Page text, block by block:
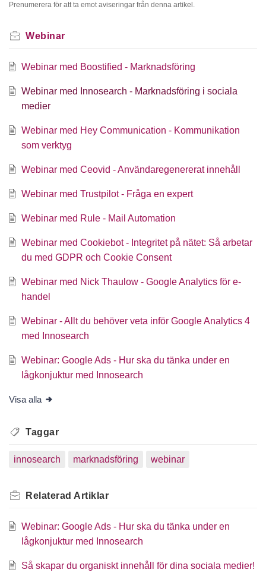
Prenumerera för att ta emot aviseringar från denna artikel.
Webinar
Webinar med Boostified - Marknadsföring
Webinar med Innosearch - Marknadsföring i sociala
medier
Webinar med Hey Communication - Kommunikation
som verktyg
Webinar med Ceovid - Användaregenererat innehåll
Webinar med Trustpilot - Fråga en expert
Webinar med Rule - Mail Automation
Webinar med Cookiebot - Integritet på nätet: Så arbetar
du med GDPR och Cookie Consent
Webinar med Nick Thaulow - Google Analytics för e-
handel
Webinar - Allt du behöver veta inför Google Analytics 4
med Innosearch
Webinar: Google Ads - Hur ska du tänka under en
lågkonjuktur med Innosearch
Visa alla
Taggar
innosearch marknadsföring webinar
Relaterad Artiklar
Webinar: Google Ads - Hur ska du tänka under en
lågkonjuktur med Innosearch
Så skapar du organiskt innehåll för dina sociala medier!